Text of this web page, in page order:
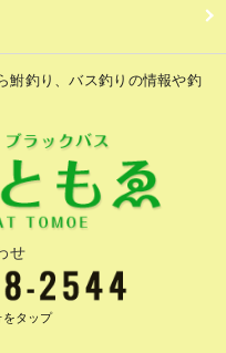
鮒釣り、バス釣りの情報や釣
せ
をタップ